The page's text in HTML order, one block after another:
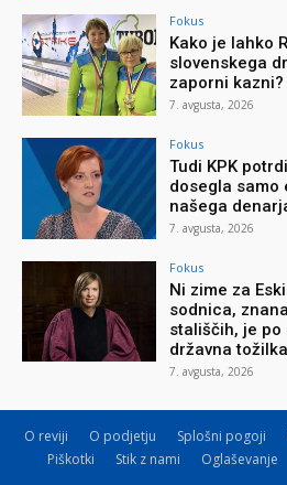
Fokus
Kako je lahko
slovenskega
zaporni kazni?
7. avgusta, 2026
Fokus
Tudi KPK
dosegla samo
našega
7. avgusta, 2026
Fokus
Ni zime za
sodnica,
stališčih, je po
državna tožilka
7. avgusta, 2026
O reviji O podjetju Splošni pogoji
Piškotki
Stik z nami Oglaševanje